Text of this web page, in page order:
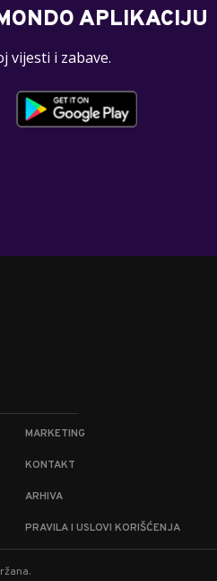
APLIKACIJU
vijesti i zabave.
MARKETING
KONTAKT
ARHIVA
PRAVILA I USLOVI KORIŠĆENJA